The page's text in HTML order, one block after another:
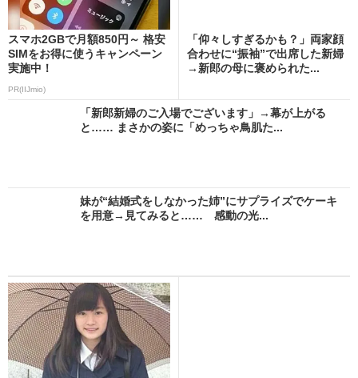
スマホ2GBで月額850円～ 格安
SIMをお得に使うキャンペーン
実施中！
PR(IIJmio)
「仰々しすぎるかも？」両家顔
合わせに“振袖”で出席した新婦
→新郎の母に褒められた...
「新郎新婦のご入場でございます」→幕が上がる
と…… まさかの姿に「めっちゃ鳥肌た...
妹が“結婚式をしなかった姉”にサプライズでケーキ
を用意→見てみると…… 感動の光...